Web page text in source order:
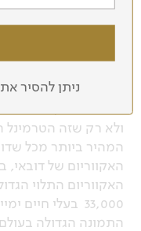
10. הכל בגדול
באיחוד האמירויות
התעופה הבינלאומי
המהיר ביותר מכל
האקווריום התלוי
ניתן להסיר